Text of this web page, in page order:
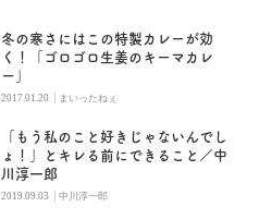
冬の寒さにはこの特製カレーが効
く！「ゴロゴロ生姜のキーマカレ
ー」
2017.01.20 | まいったねぇ
「もう私のこと好きじゃないんでし
ょ！」とキレる前にできること／中
川淳一郎
2019.09.03 |中川淳一郎